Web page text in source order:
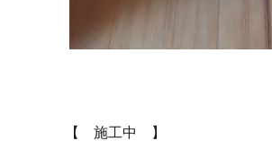
【 施工中 】